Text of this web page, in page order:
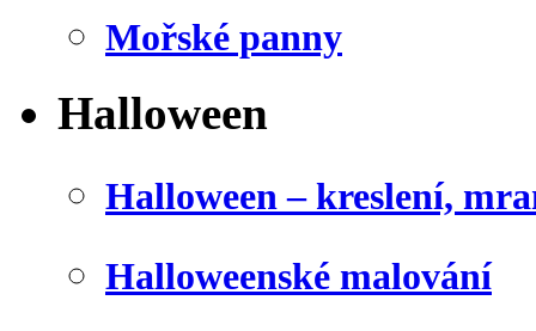
Mořské panny
Halloween
Halloween – kreslení,
Halloweenské malování